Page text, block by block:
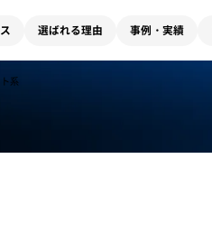
選ばれる理由 事例・実績
系